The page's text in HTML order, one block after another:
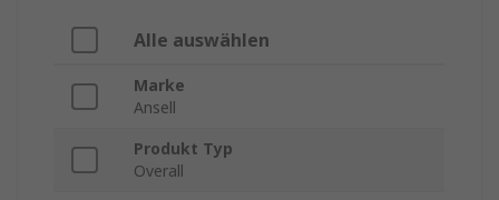
Alle auswählen
Marke
Ansell
Produkt Typ
Overall